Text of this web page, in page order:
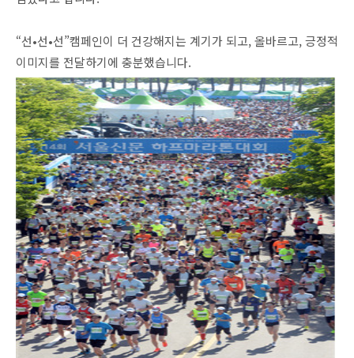
“선•선•선”캠페인이 더 건강해지는 계기가 되고, 올바르고, 긍정적
이미지를 전달하기에 충분했습니다.